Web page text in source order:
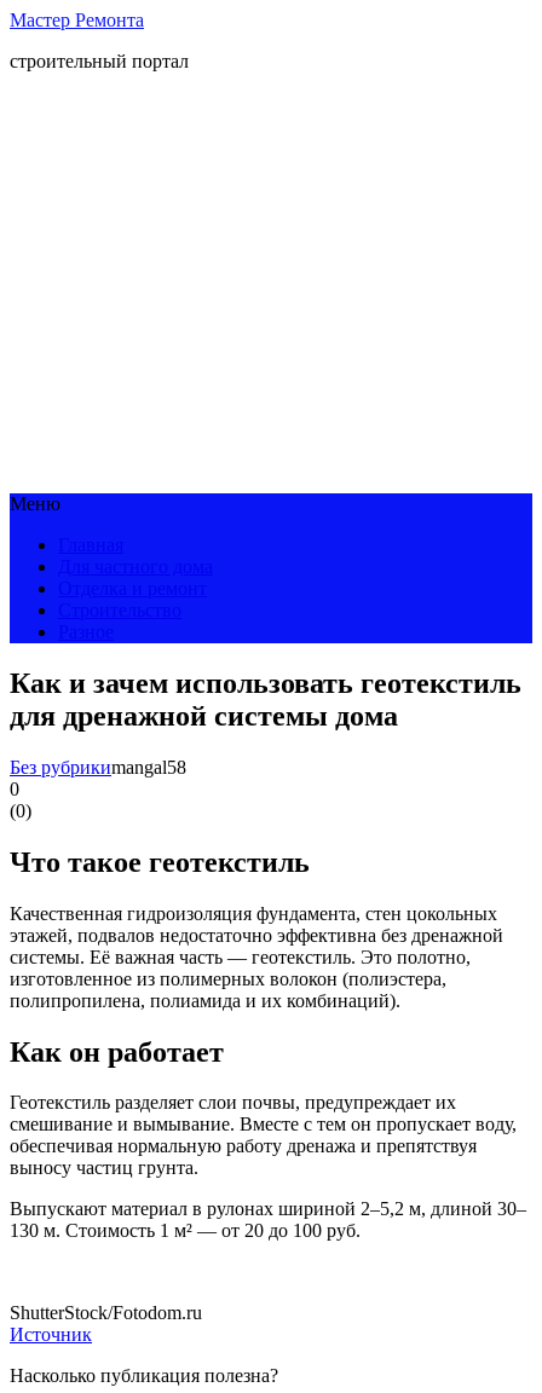
Мастер Ремонта
строительный портал
Меню
Как и зачем использовать геотекстиль
для дренажной системы дома
Без рубрикиmangal58
0
(0)
Что такое геотекстиль
Качественная гидроизоляция фундамента, стен цокольных
этажей, подвалов недостаточно эффективна без дренажной
системы. Её важная часть — геотекстиль. Это полотно,
изготовленное из полимерных волокон (полиэстера,
полипропилена, полиамида и их комбинаций).
Как он работает
Геотекстиль разделяет слои почвы, предупреждает их
смешивание и вымывание. Вместе с тем он пропускает воду,
обеспечивая нормальную работу дренажа и препятствуя
выносу частиц грунта.
Выпускают материал в рулонах шириной 2–5,2 м, длиной 30–
130 м. Стоимость 1 м² — от 20 до 100 руб.
ShutterStock/Fotodom.ru
Источник
Насколько публикация полезна?